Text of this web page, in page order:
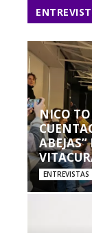
NICO
ENTREVISTAS